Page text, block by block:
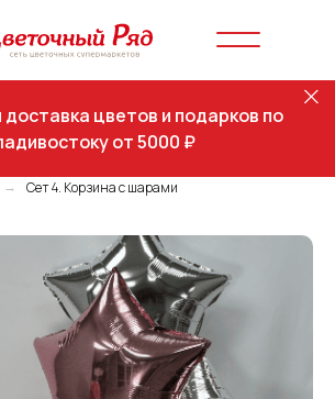
цветов и подарков по
от 5000 ₽
→ Сет 4. Корзина с шарами